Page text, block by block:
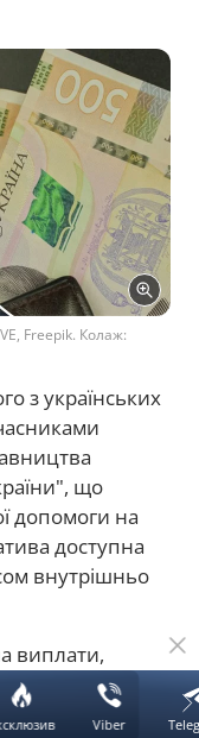
Freepik. Колаж:
з українських
що
допомоги на
доступна
внутрішньо
виплати,
Viber